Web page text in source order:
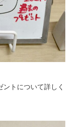
トについて詳しく